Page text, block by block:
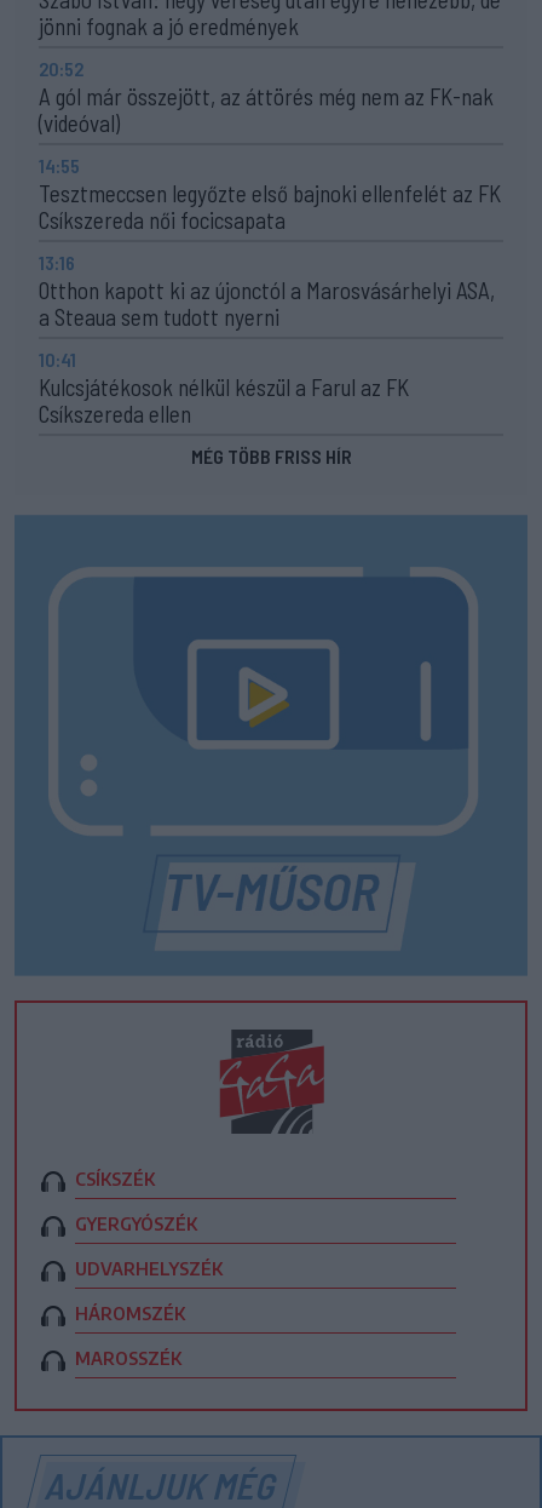
jönni fognak a jó eredmények
20:52
A gól már összejött, az áttörés még nem az FK-nak
(videóval)
14:55
Tesztmeccsen legyőzte első bajnoki ellenfelét az FK
Csíkszereda női focicsapata
13:16
Otthon kapott ki az újonctól a Marosvásárhelyi ASA,
a Steaua sem tudott nyerni
10:41
Kulcsjátékosok nélkül készül a Farul az FK
Csíkszereda ellen
MÉG TÖBB FRISS HÍR
CSÍKSZÉK
GYERGYÓSZÉK
UDVARHELYSZÉK
HÁROMSZÉK
MAROSSZÉK
AJÁNLJUK MÉG